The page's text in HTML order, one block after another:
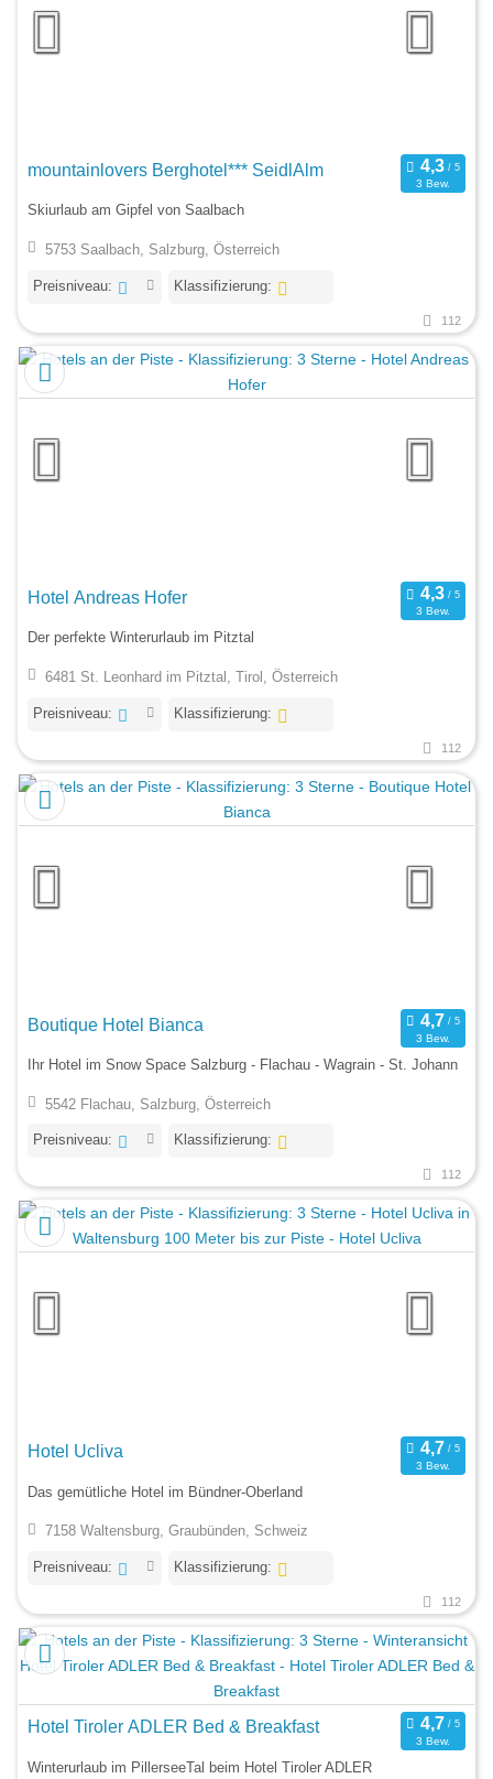
mountainlovers Berghotel*** SeidlAlm
3 Bew.
Skiurlaub am Gipfel von Saalbach
5753 Saalbach, Salzburg, Österreich
Preisniveau: Klassifizierung:
112
Hotel Andreas Hofer
3 Bew.
Der perfekte Winterurlaub im Pitztal
6481 St. Leonhard im Pitztal, Tirol, Österreich
Preisniveau: Klassifizierung:
112
Boutique Hotel Bianca
3 Bew.
Ihr Hotel im Snow Space Salzburg - Flachau - Wagrain - St. Johann
5542 Flachau, Salzburg, Österreich
Preisniveau: Klassifizierung:
112
Hotel Ucliva
3 Bew.
Das gemütliche Hotel im Bündner-Oberland
7158 Waltensburg, Graubünden, Schweiz
Preisniveau: Klassifizierung:
112
Hotel Tiroler ADLER Bed & Breakfast
3 Bew.
Winterurlaub im PillerseeTal beim Hotel Tiroler ADLER